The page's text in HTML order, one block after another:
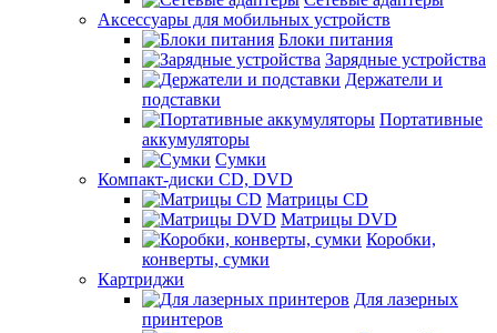
Аксессуары для мобильных устройств
Блоки питания
Зарядные устройства
Держатели и
подставки
Портативные
аккумуляторы
Сумки
Компакт-диски CD, DVD
Матрицы CD
Матрицы DVD
Коробки,
конверты, сумки
Картриджи
Для лазерных
принтеров